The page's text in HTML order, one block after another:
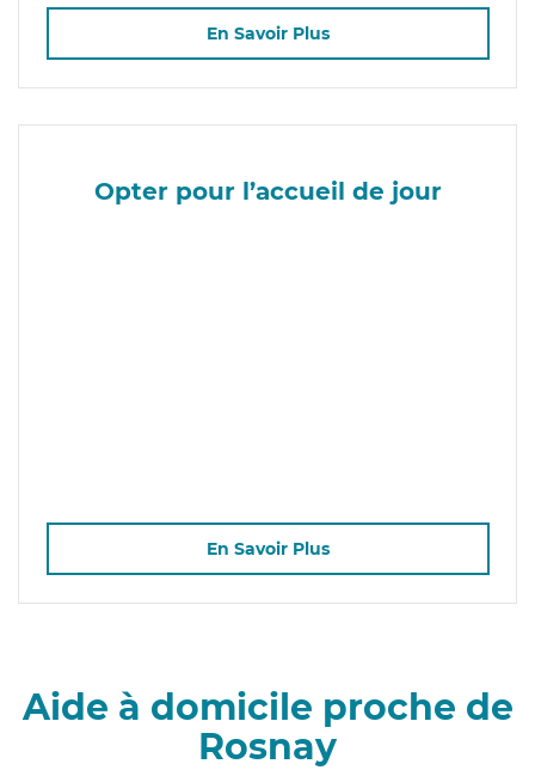
En Savoir Plus
Opter pour l’accueil de jour
En Savoir Plus
Aide à domicile proche de
Rosnay